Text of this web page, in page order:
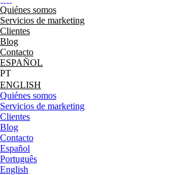
Quiénes somos
Servicios de marketing
Clientes
Blog
Contacto
ESPAÑOL
ENGLISH
Quiénes somos
Servicios de marketing
Clientes
Blog
Contacto
Español
Português
English